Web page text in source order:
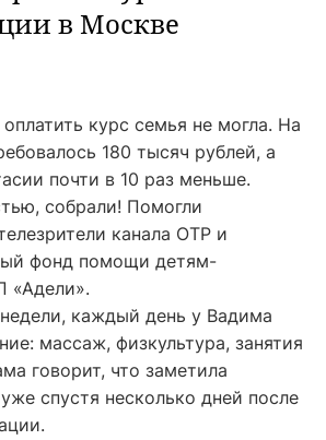
в Москве
курс семья не могла. На
180 тысяч рублей, а
почти в 10 раз меньше.
собрали! Помогли
канала ОТР и
фонд помощи детям-
«Адели».
каждый день у Вадима
массаж, физкультура, занятия
говорит, что заметила
спустя несколько дней после